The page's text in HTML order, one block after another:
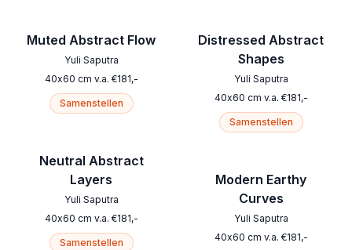
Muted Abstract Flow
Yuli Saputra
40x60 cm v.a. €181,-
Samenstellen
Neutral Abstract
Layers
Yuli Saputra
40x60 cm v.a. €181,-
Samenstellen
Distressed Abstract
Shapes
Yuli Saputra
40x60 cm v.a. €181,-
Samenstellen
Modern Earthy
Curves
Yuli Saputra
40x60 cm v.a. €181,-